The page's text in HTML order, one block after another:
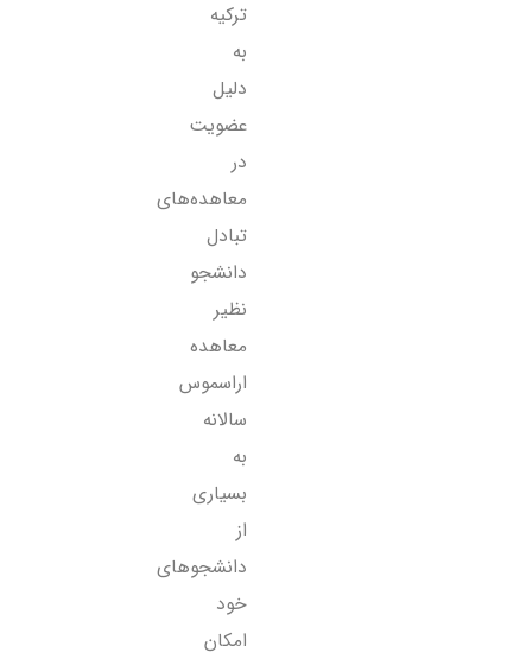
ترکیه
به
دلیل
عضویت
در
معاهده‌های
تبادل
دانشجو
نظیر
معاهده
اراسموس
سالانه
به
بسیاری
از
دانشجوهای
خود
امکان